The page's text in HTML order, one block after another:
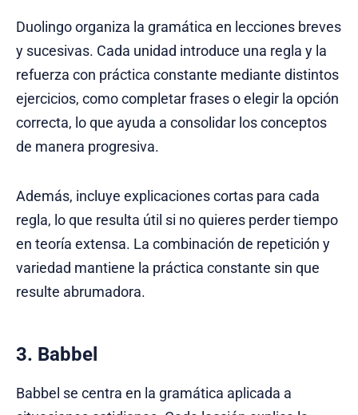
Duolingo organiza la gramática en lecciones breves
y sucesivas. Cada unidad introduce una regla y la
refuerza con práctica constante mediante distintos
ejercicios, como completar frases o elegir la opción
correcta, lo que ayuda a consolidar los conceptos
de manera progresiva.
Además, incluye explicaciones cortas para cada
regla, lo que resulta útil si no quieres perder tiempo
en teoría extensa. La combinación de repetición y
variedad mantiene la práctica constante sin que
resulte abrumadora.
3. Babbel
Babbel se centra en la gramática aplicada a